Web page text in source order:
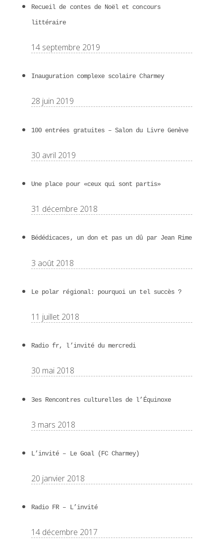
Recueil de contes de Noël et concours
littéraire
14 septembre 2019
Inauguration complexe scolaire Charmey
28 juin 2019
100 entrées gratuites – Salon du Livre Genève
30 avril 2019
Une place pour «ceux qui sont partis»
31 décembre 2018
Bédédicaces, un don et pas un dû par Jean Rime
3 août 2018
Le polar régional: pourquoi un tel succès ?
11 juillet 2018
Radio fr, l’invité du mercredi
30 mai 2018
3es Rencontres culturelles de l’Équinoxe
3 mars 2018
L’invité – Le Goal (FC Charmey)
20 janvier 2018
Radio FR – L’invité
14 décembre 2017